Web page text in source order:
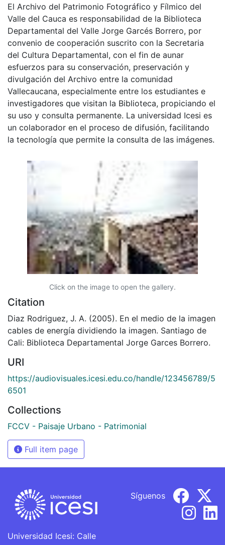
El Archivo del Patrimonio Fotográfico y Fílmico del
Valle del Cauca es responsabilidad de la Biblioteca
Departamental del Valle Jorge Garcés Borrero, por
convenio de cooperación suscrito con la Secretaria
del Cultura Departamental, con el fin de aunar
esfuerzos para su conservación, preservación y
divulgación del Archivo entre la comunidad
Vallecaucana, especialmente entre los estudiantes e
investigadores que visitan la Biblioteca, propiciando el
su uso y consulta permanente. La universidad Icesi es
un colaborador en el proceso de difusión, facilitando
la tecnología que permite la consulta de las imágenes.
Click on the image to open the gallery.
Citation
Diaz Rodriguez, J. A. (2005). En el medio de la imagen
cables de energía dividiendo la imagen. Santiago de
Cali: Biblioteca Departamental Jorge Garces Borrero.
URI
https://audiovisuales.icesi.edu.co/handle/123456789/5
6501
Collections
FCCV - Paisaje Urbano - Patrimonial
Full item page
Universidad Icesi: Calle
Síguenos